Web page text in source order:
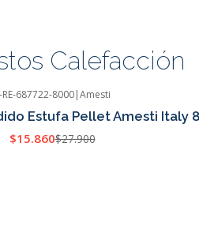
Calefacción
RE-687722-8000|Amesti
Estufa Pellet Amesti Italy
$15.860$27.900